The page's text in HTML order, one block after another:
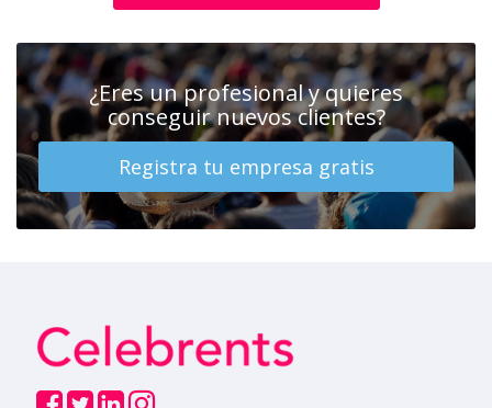
¿Eres un profesional y quieres
conseguir nuevos clientes?
Registra tu empresa gratis